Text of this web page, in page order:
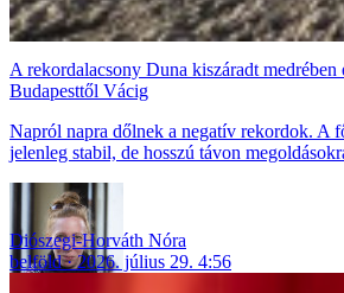
A rekordalacsony Duna kiszáradt medrében
Budapesttől Vácig
Napról napra dőlnek a negatív rekordok. A
jelenleg stabil, de hosszú távon
Diószegi-Horváth Nóra
belföld
2026. július 29. 4:56